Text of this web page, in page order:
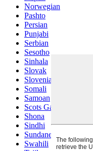
Norwegian
Pashto
Persian
Punjabi
Serbian
Sesotho
Sinhala
Slovak
Slovenian
Somali
Samoan
Scots Gaelic
Shona
Sindhi
Sundanese
Swahili